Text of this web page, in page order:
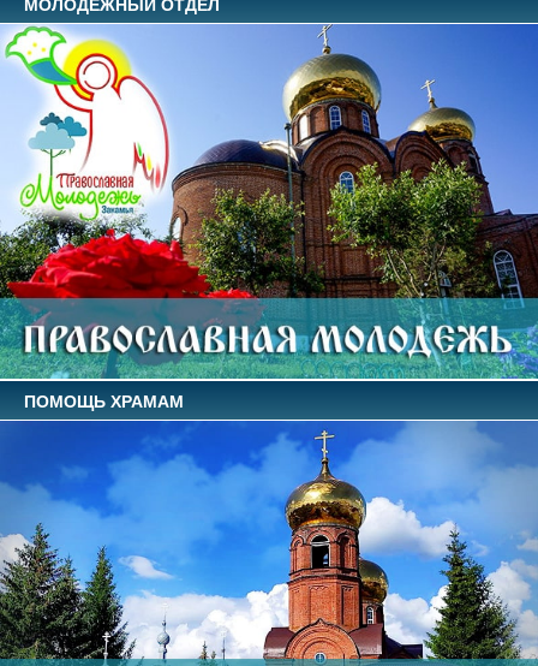
МОЛОДЕЖНЫЙ ОТДЕЛ
ПОМОЩЬ ХРАМАМ